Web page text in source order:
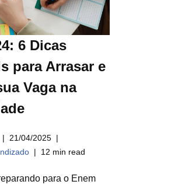
6 Dicas
para Arrasar e
Vaga na
21/04/2025
12 min read
para o Enem